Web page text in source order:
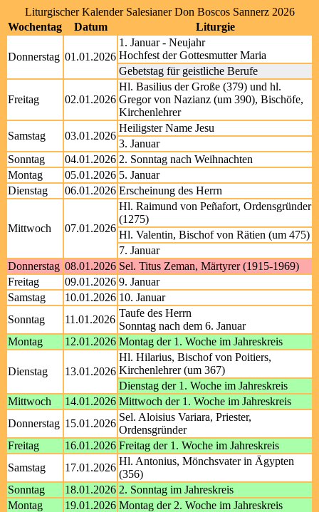
Liturgischer Kalender Salesianer Don Boscos Sannerz 2026
Wochentag
Datum Liturgie
Donnerstag 01.01.2026
1. Januar - Neujahr
Hochfest der Gottesmutter Maria
Gebetstag für geistliche Berufe
Freitag 02.01.2026
Hl. Basilius der Große (379) und hl.
Gregor von Nazianz (um 390), Bischöfe,
Kirchenlehrer
Samstag
03.01.2026
Heiligster Name Jesu
3. Januar
Sonntag
04.01.2026 2. Sonntag nach Weihnachten
Montag
05.01.2026 5. Januar
Dienstag
06.01.2026 Erscheinung des Herrn
Mittwoch 07.01.2026
Hl. Raimund von Peñafort, Ordensgründer
(1275)
Hl. Valentin, Bischof von Rätien (um 475)
7. Januar
Donnerstag 08.01.2026 Sel. Titus Zeman, Märtyrer (1915-1969)
Freitag
09.01.2026 9. Januar
Samstag
10.01.2026 10. Januar
Sonntag
11.01.2026
Taufe des Herrn
Sonntag nach dem 6. Januar
Montag
12.01.2026 Montag der 1. Woche im Jahreskreis
Dienstag 13.01.2026
Hl. Hilarius, Bischof von Poitiers,
Kirchenlehrer (um 367)
Dienstag der 1. Woche im Jahreskreis
Mittwoch
14.01.2026 Mittwoch der 1. Woche im Jahreskreis
Donnerstag 15.01.2026
Sel. Aloisius Variara, Priester,
Ordensgründer
Freitag
16.01.2026 Freitag der 1. Woche im Jahreskreis
Samstag
17.01.2026
Hl. Antonius, Mönchsvater in Ägypten
(356)
Sonntag
18.01.2026 2. Sonntag im Jahreskreis
Montag
19.01.2026 Montag der 2. Woche im Jahreskreis